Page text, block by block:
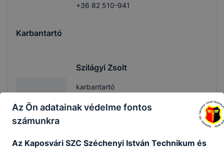
+36 82 510-941
Karbantartó
Szilágyi Zsolt
karbantartó
technika
kaposvar.hu
Az Ön adatainak védelme fontos
számunkra
Az Kaposvári SZC Széchenyi István Technikum és